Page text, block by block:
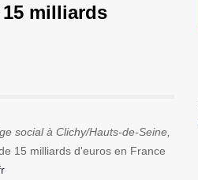
15 milliards
social à Clichy/Hauts-de-Seine,
15 milliards d'euros en France